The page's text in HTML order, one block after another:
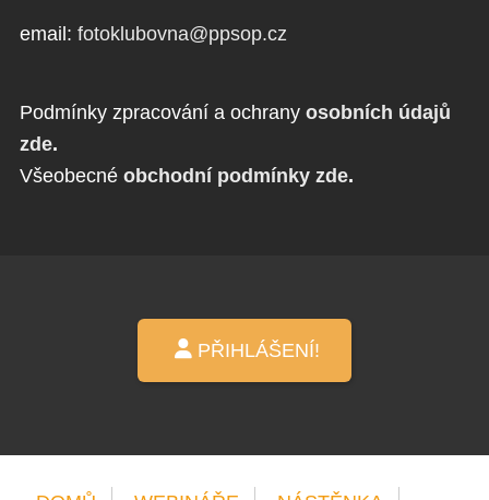
email: fotoklubovna@ppsop.cz
Podmínky zpracování a ochrany osobních údajů
zde.
Všeobecné obchodní podmínky zde.
PŘIHLÁŠENÍ!